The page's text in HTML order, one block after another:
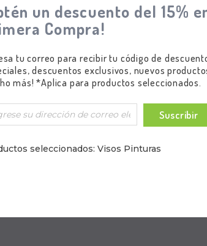
en los efectos que la plantilla permite
mayor durabilidad.
y base agua.
un descuento del 15%
Compra!
tu correo para recibir tu código de
descuentos exclusivos, nuevos
más! *Aplica para productos seleccionados.
Suscribir
seleccionados: Visos Pinturas